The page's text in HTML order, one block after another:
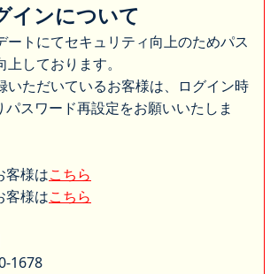
インについて
ートにてセキュリティ向上のためパス
しております。
いただいているお客様は、ログイン時
パスワード再設定をお願いいたしま
客様はこちら
客様はこちら
1678